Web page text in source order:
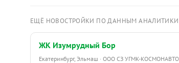
ЕЩЁ НОВОСТРОЙКИ ПО ДАННЫМ АНАЛИТИКИ
ЖК Изумрудный Бор
Екатеринбург, Эльмаш · ООО СЗ УГМК-